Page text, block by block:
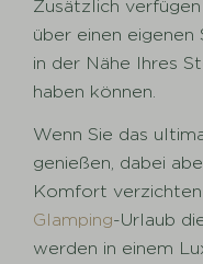
Zusätzlich
über einen
in der Nähe Ihres
haben können.
Wenn Sie das
genießen, dabei
Komfort
Glamping-Urlaub
werden in einem